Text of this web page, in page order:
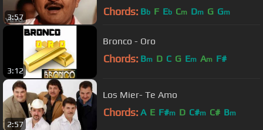
3:57 Chords: Bb F Eb Cm Dm G Gm
3:12
Bronco - Oro
Chords: Bm D C G Em Am F#
2:57
Los Mier- Te Amo
Chords: A E F#m D C#m C# Bm